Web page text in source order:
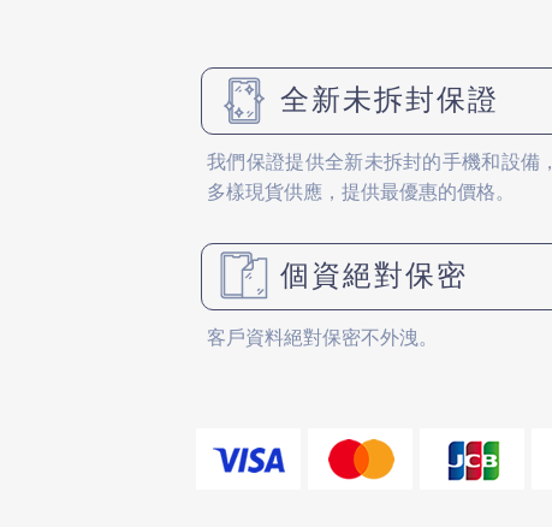
全新未拆封保證
我們保證提供全新未拆封的手機和設備，
多樣現貨供應，提供最優惠的價格。
個資絕對保密
客戶資料絕對保密不外洩。